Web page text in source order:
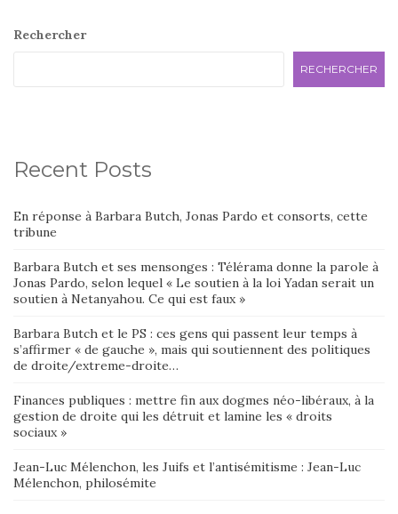
Rechercher
RECHERCHER
Recent Posts
En réponse à Barbara Butch, Jonas Pardo et consorts, cette
tribune
Barbara Butch et ses mensonges : Télérama donne la parole à
Jonas Pardo, selon lequel « Le soutien à la loi Yadan serait un
soutien à Netanyahou. Ce qui est faux »
Barbara Butch et le PS : ces gens qui passent leur temps à
s’affirmer « de gauche », mais qui soutiennent des politiques
de droite/extreme-droite…
Finances publiques : mettre fin aux dogmes néo-libéraux, à la
gestion de droite qui les détruit et lamine les « droits
sociaux »
Jean-Luc Mélenchon, les Juifs et l’antisémitisme : Jean-Luc
Mélenchon, philosémite